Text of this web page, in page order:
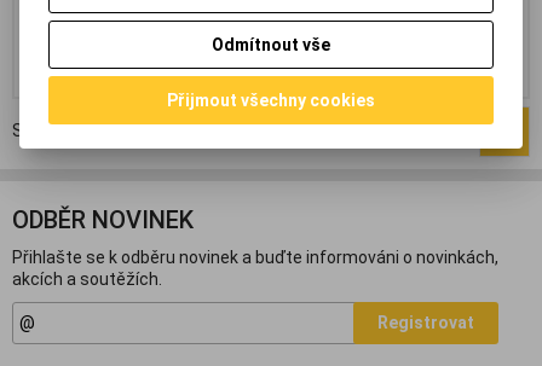
77 Kč(3,263 EUR)(Vaše cena bez
DPH:)
Přidat do košíku
48,40 Kč(2,051 EUR)(Vaše cena
bez DPH:)
Přidat do košíku
Strana1z1Celkem2záznamů
ODBĚR NOVINEK
Přihlašte se k odběru novinek a buďte informováni o novinkách,
akcích a soutěžích.
Registrovat
Odmítnout vše
Přijmout všechny cookies